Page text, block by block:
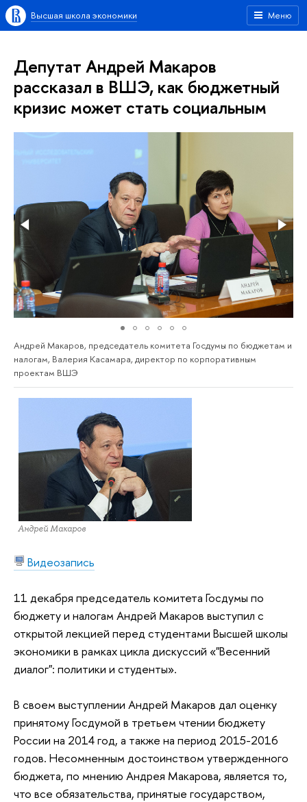
Меню
Высшая школа экономики
Депутат Андрей Макаров
рассказал в ВШЭ, как бюджетный
кризис может стать социальным
Андрей Макаров, председатель комитета Госдумы по бюджетам и
налогам, Валерия Касамара, директор по корпоративным
проектам ВШЭ
Андрей Макаров
Видеозапись
11 декабря председатель комитета Госдумы по
бюджету и налогам Андрей Макаров выступил с
открытой лекцией перед студентами Высшей школы
экономики в рамках цикла дискуссий «"Весенний
диалог": политики и студенты».
В своем выступлении Андрей Макаров дал оценку
принятому Госдумой в третьем чтении бюджету
России на 2014 год, а также на период 2015-2016
годов. Несомненным достоинством утвержденного
бюджета, по мнению Андрея Макарова, является то,
что все обязательства, принятые государством,